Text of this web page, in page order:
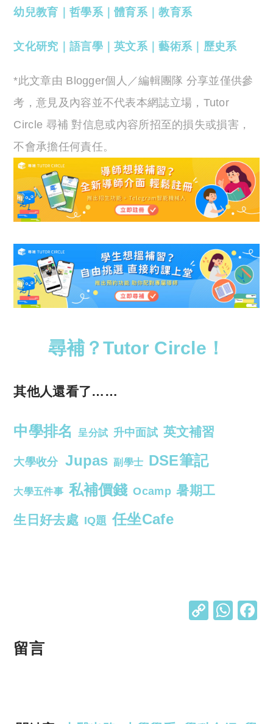
幼兒教育 哲學系｜體育系 ｜教育系
文化研究 語言學｜英文系 ｜藝術系 歷史系
*此文章由 Blogger個人／編輯團隊 分享並僅供參
考，意見及內容並不代表本網誌立場，Tutor
Circle 尋補 對信息或內容所招至的損失或損害，
不會承擔任何責任。
尋補？Tutor Circle！
其他人還看了……
中學排名 呈分試 升中面試 英文補習
大學收分 Jupas 副學士 DSE筆記
大學五件事 私補價錢 Ocamp 暑期工
生日好去處 IQ題 任坐Cafe
C W
留言